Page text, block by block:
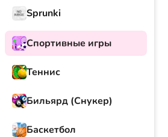
Sprunki
Спортивные игры
Теннис
Бильярд (Снукер)
Баскетбол